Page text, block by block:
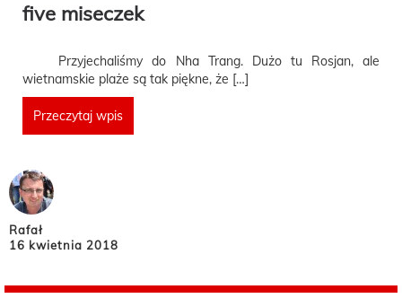
five miseczek
Przyjechaliśmy do Nha Trang. Dużo tu Rosjan, ale
wietnamskie plaże są tak piękne, że […]
Przeczytaj wpis
Rafał
16 kwietnia 2018